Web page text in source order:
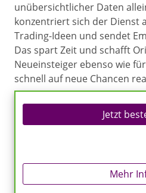
unübersichtlicher Daten
konzentriert sich der Dienst
Trading-Ideen und sendet
Das spart Zeit und schafft
Neueinsteiger ebenso wie
schnell auf neue Chancen
Jetzt
Mehr